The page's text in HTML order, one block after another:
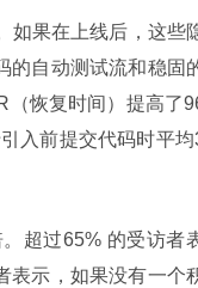
如果在上线后，这些
的自动测试流和稳固
（恢复时间）提高了
入前提交代码时平均
超过65% 的受访者
表示，如果没有一个